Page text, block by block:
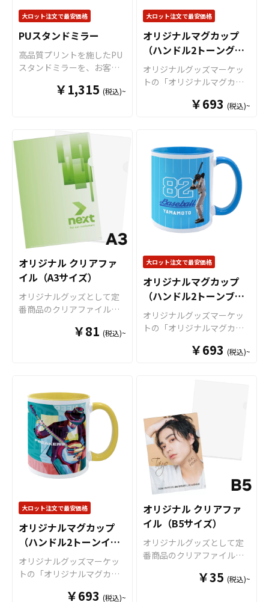
ります。
も可能でございますので、
ご相談ください。 お客様は
デザインをご入稿いただく
だけでオリジナル商品とし
て販売していただくことが
可能です。 ご使用上の注意
事項 ・金属タワシ、ミガキ
ますと、マグカップの表面
ー、ガラスクリーナー、殺
虫剤などの揮発性のものと
接触させますと、色落ち、
変色する恐れがあります。
・直射日光の当たる場所に
長時間置きますと変色する
恐れがあります。 ・漂白剤
に長時間つけておきますと
ります ・高温のオーブンに
入れますとマグカップの側
面が変色する恐れがありま
す。
ていただくことができま
す。国内生産で小ロットか
らの制作も承っております
ので、お気軽にご相談くだ
さい。
ットからの制作も承ってお
りますので、お気軽にご相
談ください。
す。 特にオリジナルグッ
ズマーケットのマグカップ
はオプションで上下いっぱ
いにプリントが可能な「ワ
イドプリント」に対応可能
大きくプリントするアニメ
グッズや、人物写真などを
ズマーケットの「オリジナ
ルマグカップ（Lサイズ）」
は、食品衛生法による厚生
省告示大370号に適合してお
りますので、一般的な食器
として安心してご使用いた
だけます。もちろん電子レ
ンジも問題なくご使用いた
だけます。長期に渡り安心
してご使用いただける商品
です。 さらに、すべて国内
工場での印刷ですので安心
のクオリティで、自信を持
ってお届けできる商品で
す。取扱いバリエーション
は、定番のホワイトカラー
ですとＳ・Ｍ・Ｌと3種類の
ラーとなっているツートン
マグカップなど様々なマグ
カップの作成が可能です。
お客様のアイディアやニー
ズに合わせたオリジナルマ
グカップを製作いたしま
す。短納期、小ロットでの
対応も可能でございますの
様はデザインをご入稿いた
だくだけでオリジナル商品
として販売していただくこ
とが可能です。 ご使用上の
注意事項 ・金属タワシ、ミ
ガキ粉などの硬いものでこ
すりますと、マグカップの
表面に傷がつく恐れがあり
ンで上下いっぱいにプリン
トが可能な「ワイドプリン
ト」に対応可能ですので、
キャラクターを大きくプリ
ントするアニメグッズや、
人物写真などを使用した物
販用グッズにも最適です。
オリジナルグッズマーケッ
トの「オリジナルマグカッ
ておりますので、一般的な
食器として安心してご使用
いただけます。もちろん電
子レンジも問題なくご使用
いただけます。長期に渡り
安心してご使用いただける
商品です。 さらに、すべて
安心のクオリティで、自信
を持ってお届けできる商品
です。取扱いバリエーショ
ンは、定番のホワイトカラ
ーですとＳ・Ｍ・Ｌと3種類
のサイズのご用意がござい
まして、その他、持ち手と
カラーとなっているツート
ルマグカップを製作いたし
ます。短納期、小ロットで
の対応も可能でございます
ので、ご相談ください。 お
客様はデザインをご入稿い
ただくだけでオリジナル商
品として販売していただく
ことが可能です。 ご使用上
の注意事項 ・金属タワシ、
ミガキ粉などの硬いもので
こすりますと、マグカップ
の表面に傷がつく恐れがあ
ナー、ガラスクリーナー、
大ロット注文で最安価格
PUスタンドミラー
高品質プリントを施したPU
スタンドミラーを、お客様
ザインにて製作いたしま
ドミラーです。販売に必要
な資材も取り揃えておりま
すので、お客様にはデザイ
ンをご入稿いただくだけで
オリジナル商品として販売
していただくことができま
す。 PUスタンドミラーはア
ニメ、エンタメ、スポー
ツ、官公庁、同人グッズな
ど様々な業界に人気です。
国内生産で短納期、小ロッ
トからの製作も承っており
ますので、お気軽にご相談
ください。
￥1,315 (税込)~
大ロット注文で最安価格
オリジナルマグカップ
（ハンドル2トーングリ
ーン）
オリジナルグッズマーケッ
トの「オリジナルマグカッ
プ）」は、 デザインの色と
トーンカラーのマグカップ
です。オリジナルグッズと
して、コンサートグッズ、
アーティストグッズ、キャ
ラクターグッズ、ノベルテ
ィー、お土産品など色々な
場面で活躍します。 特に
オリジナルグッズマーケッ
ンで上下いっぱいにプリン
トが可能な「ワイドプリン
ト」に対応可能ですので、
キャラクターを大きくプリ
ントするアニメグッズや、
人物写真などを使用した物
販用グッズにも最適です。
オリジナルグッズマーケッ
トの「オリジナルマグカッ
食器として安心してご使用
いただけます。もちろん電
子レンジも問題なくご使用
いただけます。長期に渡り
安心してご使用いただける
商品です。 さらに、すべて
国内工場での印刷ですので
を持ってお届けできる商品
です。取扱いバリエーショ
ンは、定番のホワイトカラ
ーですとＳ・Ｍ・Ｌと3種類
のサイズのご用意がござい
まして、その他、持ち手と
内部に色が付いてツートン
￥693 (税込)~
オリジナル クリアファ
イル（A3サイズ）
オリジナルグッズとして定
番商品のクリアファイル。
トのクリアファイルは厚み
真やイラストも鮮やかな発
色で仕上がります。超音波
圧着なので溶着部分にも印
刷でき、溶着部分も含めた
全面印刷が可能です。イラ
ストやロゴを大きく印刷し
てエンドユーザーにアピー
リジナル クリアファイルは
様々なシーンで活躍しま
す！例えば、会社・店舗情
報やメイン商材を印刷する
ことで、優秀な販促ツール
となります。キャラクター
グッズやノベルティ、企
トグッズはもちろん、学
￥81 (税込)~
大ロット注文で最安価格
オリジナルマグカップ
（ハンドル2トーンブル
ー）
オリジナルグッズマーケッ
トの「オリジナルマグカッ
プ）」は、 デザインの色と
して、コンサートグッズ、
アーティストグッズ、キャ
ラクターグッズ、ノベルテ
ィー、お土産品など色々な
場面で活躍します。 特に
オリジナルグッズマーケッ
トのマグカップはオプショ
ンで上下いっぱいにプリン
トが可能な「ワイドプリン
ト」に対応可能ですので、
キャラクターを大きくプリ
ントするアニメグッズや、
販用グッズにも最適です。
￥693 (税込)~
大ロット注文で最安価格
オリジナルマグカップ
（ハンドル2トーンイエ
ロー）
オリジナルグッズマーケッ
トの「オリジナルマグカッ
プ）」は、 デザインの色と
￥693 (税込)~
オリジナル クリアファ
イル（B5サイズ）
オリジナルグッズとして定
番商品のクリアファイル。
トのクリアファイルは厚み
￥35 (税込)~